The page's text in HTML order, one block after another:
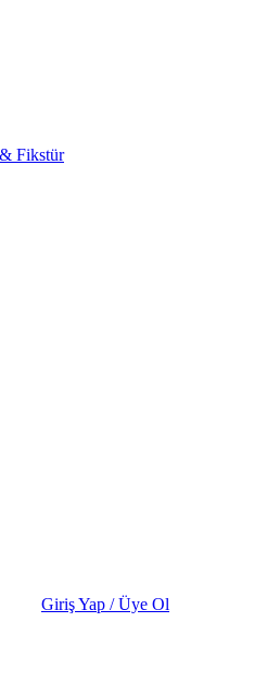
Fikstür
Giriş Yap / Üye Ol